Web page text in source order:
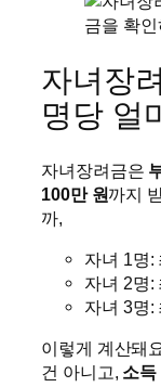
자녀장
명당 얼
자녀장려금은
100만 원까지
까,
자녀 1명:
자녀 2명:
자녀 3명:
이렇게 계산돼
건 아니고, 소득